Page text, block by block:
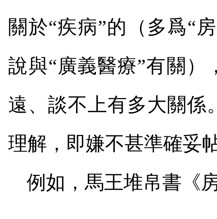
關於“疾病”的（多爲“
說與“廣義醫療”有關）
遠、談不上有多大關係
理解，即嫌不甚準確妥
例如，馬王堆帛書《